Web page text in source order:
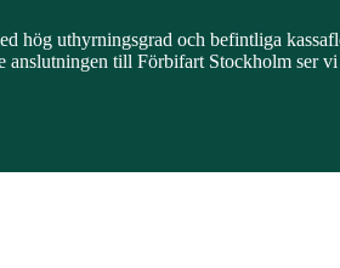
hög uthyrningsgrad och befintliga
anslutningen till Förbifart Stockholm ser